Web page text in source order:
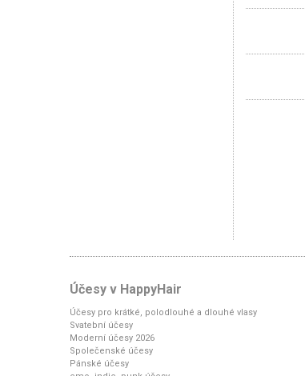
Účesy v HappyHair
Účesy pro krátké, polodlouhé a dlouhé vlasy
Svatební účesy
Moderní účesy 2026
Společenské účesy
Pánské účesy